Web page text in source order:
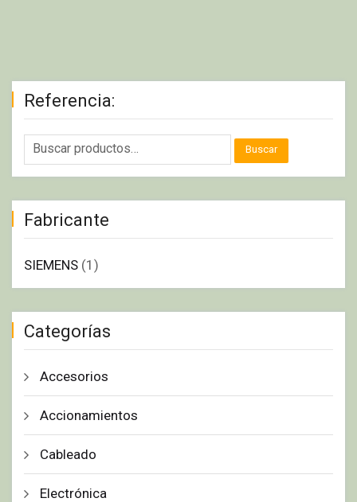
Referencia:
Buscar
Fabricante
SIEMENS (1)
Categorías
Accesorios
Accionamientos
Cableado
Electrónica